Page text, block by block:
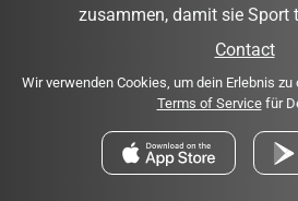
zusammen, damit sie Sport
Contact
Wir verwenden Cookies, um dein Erlebnis
Terms of Servicefür